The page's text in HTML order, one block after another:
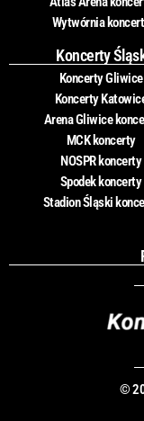
Wytwórnia
Koncerty
Koncerty Gliwice
Koncerty
Arena Gliwice
MCK koncerty
NOSPR koncerty
Spodek koncerty
Stadion Śląski
©